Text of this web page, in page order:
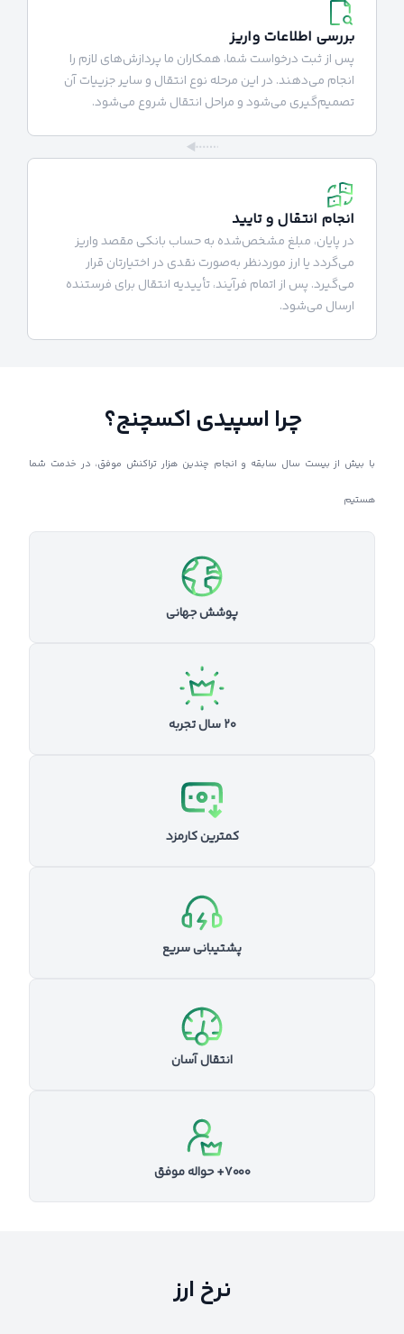
بررسی اطلاعات واریز
پس از ثبت درخواست شما، همکاران ما پردازش‌های لازم را
انجام می‌دهند. در این مرحله نوع انتقال و سایر جزییات آن
تصمیم‌گیری می‌شود و مراحل انتقال شروع می‌شود.
انجام انتقال و تایید
در پایان، مبلغ مشخص‌شده به حساب بانکی مقصد واریز
می‌گردد یا ارز موردنظر به‌صورت نقدی در اختیارتان قرار
می‌گیرد. پس از اتمام فرآیند، تأییدیه انتقال برای فرستنده
ارسال می‌شود.
چرا اسپیدی اکسچنج؟
با بیش از بیست سال سابقه و انجام چندین هزار تراکنش موفق، در خدمت شما
هستیم
پوشش جهانی
۲۰ سال تجربه
کمترین کارمزد
پشتیبانی سریع
انتقال آسان
۷۰۰۰+ حواله موفق
نرخ ارز